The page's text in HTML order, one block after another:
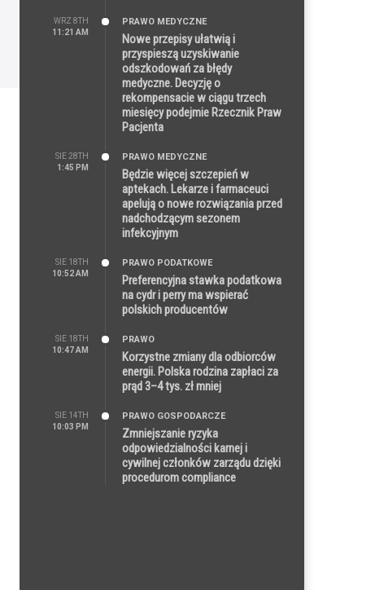
WRZ 8TH
11:21 AM
PRAWO MEDYCZNE
Nowe przepisy ułatwią i
przyspieszą uzyskiwanie
odszkodowań za błędy
medyczne. Decyzję o
rekompensacie w ciągu trzech
miesięcy podejmie Rzecznik Praw
Pacjenta
SIE 28TH
1:45 PM
PRAWO MEDYCZNE
Będzie więcej szczepień w
aptekach. Lekarze i farmaceuci
apelują o nowe rozwiązania przed
nadchodzącym sezonem
infekcyjnym
SIE 18TH
10:52 AM
PRAWO PODATKOWE
Preferencyjna stawka podatkowa
na cydr i perry ma wspierać
polskich producentów
SIE 18TH
10:47 AM
PRAWO
Korzystne zmiany dla odbiorców
energii. Polska rodzina zapłaci za
prąd 3–4 tys. zł mniej
SIE 14TH
10:03 PM
PRAWO GOSPODARCZE
Zmniejszanie ryzyka
odpowiedzialności karnej i
cywilnej członków zarządu dzięki
procedurom compliance